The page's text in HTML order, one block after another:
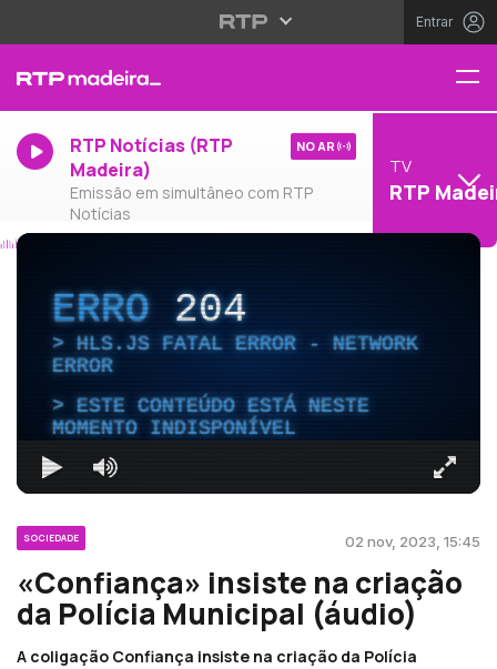
Entrar
RTP Notícias (RTP
Madeira)
Emissão em simultâneo com RTP
Notícias
NO AR
TV
RTP
ERRO204
HLS.JS FATAL ERROR - NETWORK
ERROR
ESTE CONTEÚDO ESTÁ NESTE
MOMENTO INDISPONÍVEL
SOCIEDADE 02 nov, 2023, 15:45
«Confiança» insiste na criação
da Polícia Municipal (áudio)
A coligação Confiança insiste na criação da Polícia